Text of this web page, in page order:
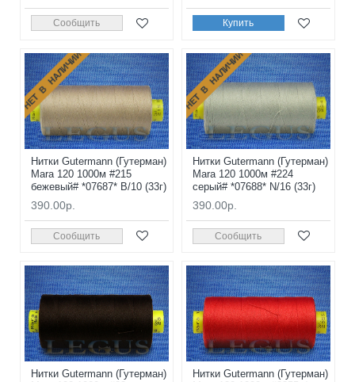
Сообщить Купить
НЕТ В НАЛИЧИИ
Нитки Gutermann (Гутерман)
Mara 120 1000м #215
бежевый# *07687* B/10 (33г)
390.00р.
Сообщить
НЕТ В НАЛИЧИИ
Нитки Gutermann (Гутерман)
Mara 120 1000м #224
серый# *07688* N/16 (33г)
390.00р.
Сообщить
Нитки Gutermann (Гутерман)
Нитки Gutermann (Гутерман)